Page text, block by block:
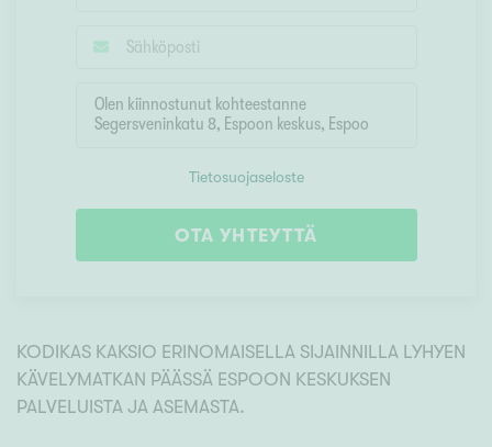
Tietosuojaseloste
OTA YHTEYTTÄ
KODIKAS KAKSIO ERINOMAISELLA SIJAINNILLA LYHYEN
KÄVELYMATKAN PÄÄSSÄ ESPOON KESKUKSEN
PALVELUISTA JA ASEMASTA.